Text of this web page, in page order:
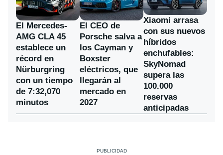
El Mercedes-
AMG CLA 45
establece un
récord en
Nürburgring
con un tiempo
de 7:32,070
minutos
El CEO de
Porsche salva a
los Cayman y
Boxster
eléctricos, que
llegarán al
mercado en
2027
Xiaomi arrasa
con sus nuevos
híbridos
enchufables:
SkyNomad
supera las
100.000
reservas
anticipadas